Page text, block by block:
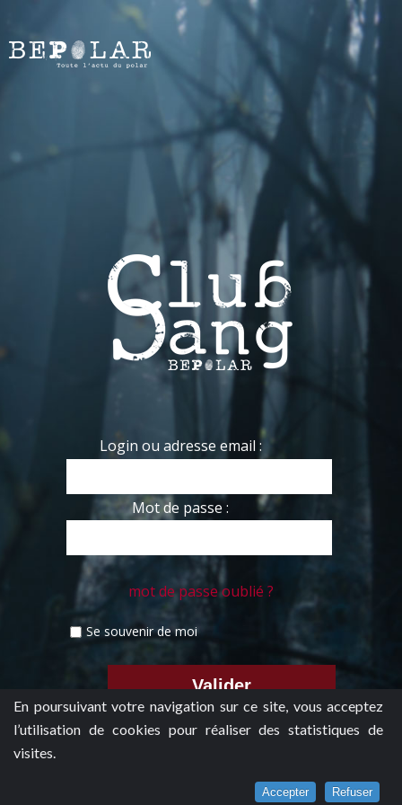
En poursuivant votre navigation sur ce site, vous acceptez
l’utilisation de cookies pour réaliser des statistiques de
visites.
Accepter Refuser
Login ou adresse email :
Mot de passe :
mot de passe oublié ?
Se souvenir de moi